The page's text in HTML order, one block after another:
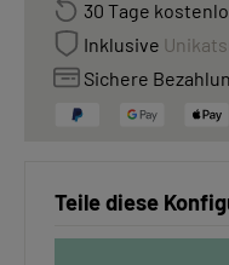
30 Tage
Inklusive
Sichere
Teile diese